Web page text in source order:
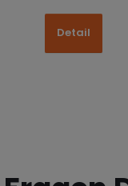
Detail